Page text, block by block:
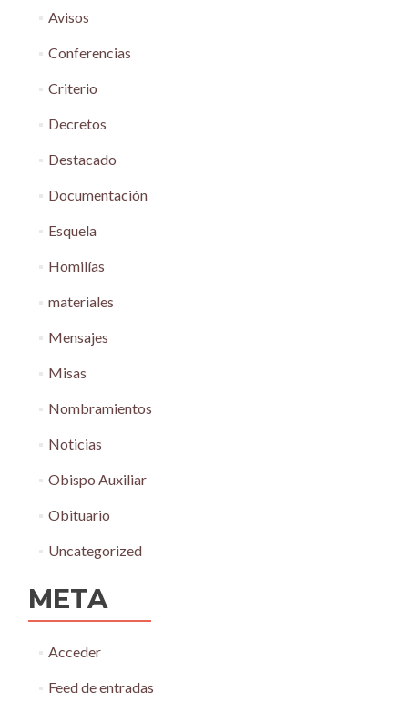
Avisos
Conferencias
Criterio
Decretos
Destacado
Documentación
Esquela
Homilías
materiales
Mensajes
Misas
Nombramientos
Noticias
Obispo Auxiliar
Obituario
Uncategorized
META
Acceder
Feed de entradas